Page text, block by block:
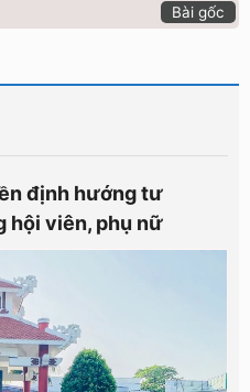
Bài gốc
định hướng tư
hội viên, phụ nữ